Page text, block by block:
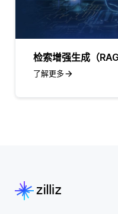
检索增强生成（
了解更多